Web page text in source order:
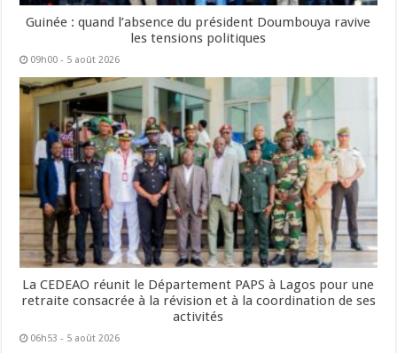
Guinée : quand l’absence du président Doumbouya ravive
les tensions politiques
09h00 - 5 août 2026
La CEDEAO réunit le Département PAPS à Lagos pour une
retraite consacrée à la révision et à la coordination de ses
activités
06h53 - 5 août 2026